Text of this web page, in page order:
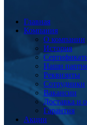
Главная
Компания
О компании
История
Наши
Реквизиты
Сотрудники
Вакансии
Доставка и
Гарантия
Акции